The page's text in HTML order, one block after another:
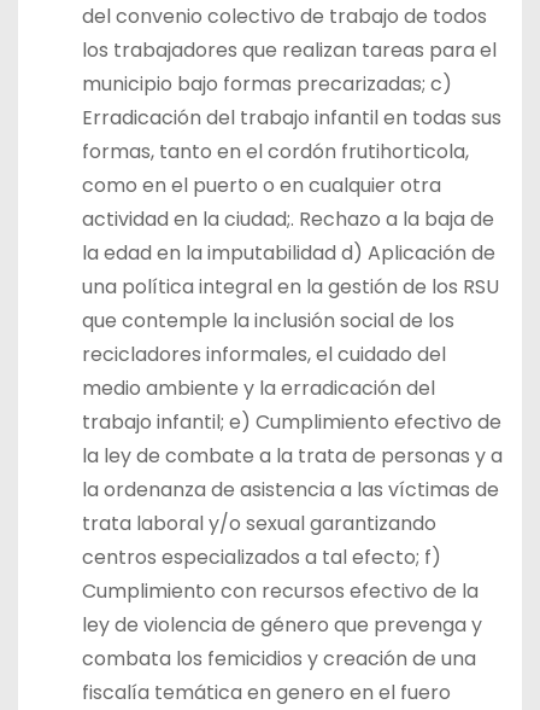
del convenio colectivo de trabajo de todos
los trabajadores que realizan tareas para el
municipio bajo formas precarizadas; c)
Erradicación del trabajo infantil en todas sus
formas, tanto en el cordón frutihorticola,
como en el puerto o en cualquier otra
actividad en la ciudad;. Rechazo a la baja de
la edad en la imputabilidad d) Aplicación de
una política integral en la gestión de los RSU
que contemple la inclusión social de los
recicladores informales, el cuidado del
medio ambiente y la erradicación del
trabajo infantil; e) Cumplimiento efectivo de
la ley de combate a la trata de personas y a
la ordenanza de asistencia a las víctimas de
trata laboral y/o sexual garantizando
centros especializados a tal efecto; f)
Cumplimiento con recursos efectivo de la
ley de violencia de género que prevenga y
combata los femicidios y creación de una
fiscalía temática en genero en el fuero